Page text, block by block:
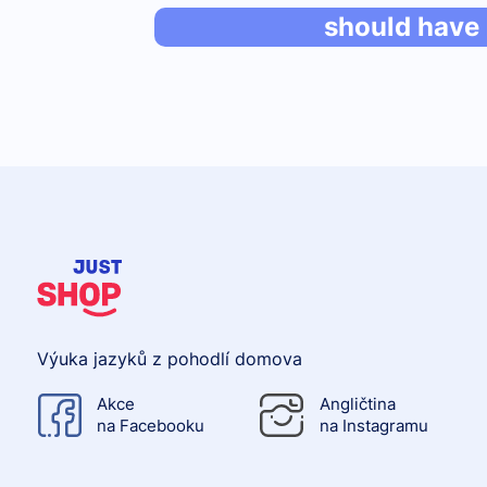
should have
Výuka jazyků z pohodlí domova
Akce
na Facebooku
Angličtina
na Instagramu